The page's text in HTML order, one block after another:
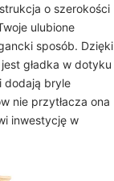
o szerokości
ulubione
sposób. Dzięki
gładka w dotyku
dodają bryle
nie przytłacza ona
inwestycję w